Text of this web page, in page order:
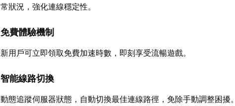
常狀況，強化連線穩定性。
免費體驗機制
新用戶可立即領取免費加速時數，即刻享受流暢遊戲。
智能線路切換
動態追蹤伺服器狀態，自動切換最佳連線路徑，免除手動調整困擾。